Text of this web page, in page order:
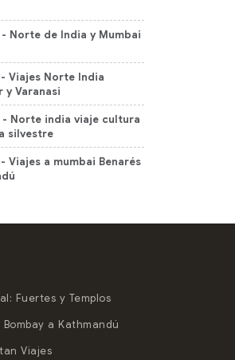
Norte de India y Mumbai
Viajes Norte India
y Varanasi
Norte india viaje cultura
silvestre
Viajes a mumbai Benarés
- Tour De Cultura
Fuertes y Templos
a Kathmandú
Viajes